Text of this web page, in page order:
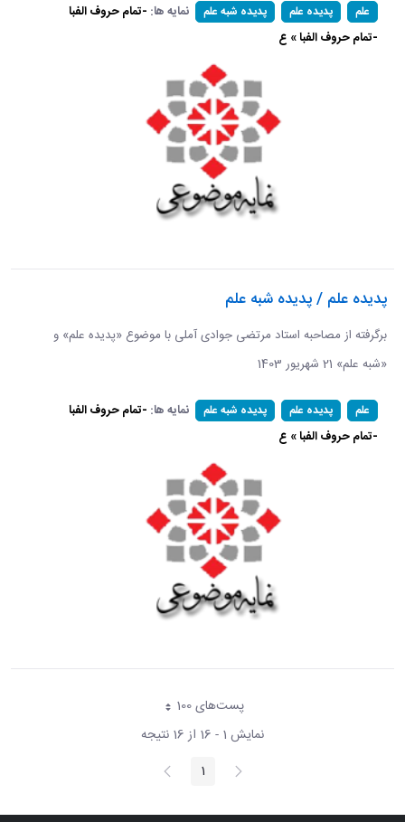
علم پدیده علم پدیده شبه علم نمایه ها: -تمام حروف الفبا
-تمام حروف الفبا » ع
پدیده علم / پدیده شبه علم
برگرفته از مصاحبه استاد مرتضی جوادی آملی با موضوع «پدیده علم» و
«شبه علم» 21 شهریور 1403
علم پدیده علم پدیده شبه علم نمایه ها: -تمام حروف الفبا
-تمام حروف الفبا » ع
پست‌‌های 100هر صفحه
نمایش 1 - 16 از 16 نتیجه
پیغام
قبلی صفحه1 صفحه
بعد